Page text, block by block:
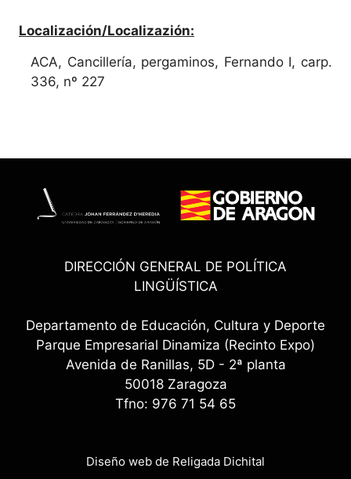
Localización/Localizazión:
ACA, Cancillería, pergaminos, Fernando I, carp.
336, nº 227
DIRECCIÓN GENERAL DE POLÍTICA
LINGÜÍSTICA
Departamento de Educación, Cultura y Deporte
Parque Empresarial Dinamiza (Recinto Expo)
Avenida de Ranillas, 5D - 2ª planta
50018 Zaragoza
Tfno: 976 71 54 65
Diseño web de Religada Dichital